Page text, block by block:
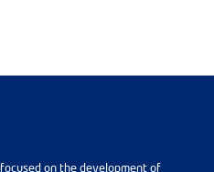
on the development of